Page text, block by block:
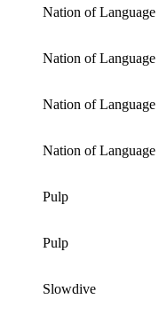
Nation of Language
Nation of Language
Nation of Language
Nation of Language
Pulp
Pulp
Slowdive